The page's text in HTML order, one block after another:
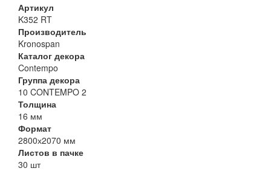
Артикул
K352 RT
Производитель
Kronospan
Каталог декора
Contempo
Группа декора
10 CONTEMPO 2
Толщина
16 мм
Формат
2800х2070 мм
Листов в пачке
30 шт